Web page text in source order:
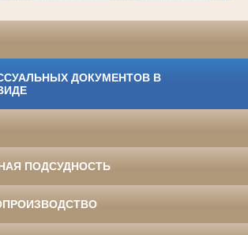
ДОКУМЕНТОВ В
ПОДСУДНОСТЬ